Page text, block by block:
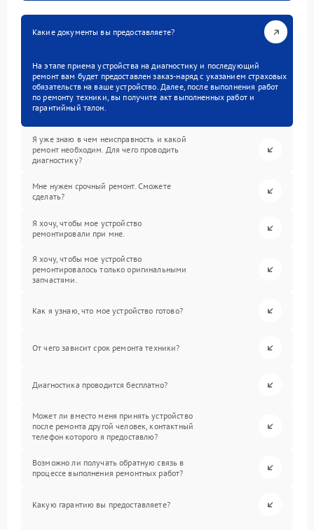
Какие документы вы предоставляете?
На этапе приема устройства на диагностику и последующий
ремонт вам будет предоставлен заказ-наряд с указанием страховых
обязательств на ваше устройство. Далее, после выполнения работ
по ремонту техники, вы получите акт выполненных работ и
гарантийный талон.
Я уже знаю в чем неисправность и какой
ремонт необходим. Для чего проводить
диагностику?
Мне нужен срочный ремонт. Сможете
сделать?
Я хочу, чтобы мое устройство
ремонтировали при мне.
Я хочу, чтобы мое устройство
ремонтировалось только оригинальными
запчастями.
Как я узнаю, что мое устройство готово?
От чего зависит срок ремонта техники?
Диагностика проводится бесплатно?
Может ли вместо меня принять устройство
после ремонта другой человек, контактный
телефон которого я предоставлю?
Возможно ли получать обратную связь в
процессе выполнения ремонтных работ?
Какую гарантию вы предоставляете?